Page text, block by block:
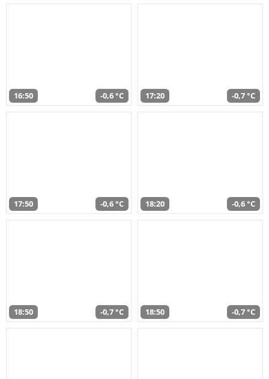
16:50 -0,6 °C 17:20 -0,7 °C
17:50 -0,6 °C 18:20 -0,6 °C
18:50 -0,7 °C 18:50 -0,7 °C